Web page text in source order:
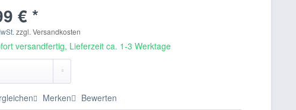
€ *
zzgl. Versandkosten
versandfertig, Lieferzeit ca. 1-3 Werktage
Merken Bewerten